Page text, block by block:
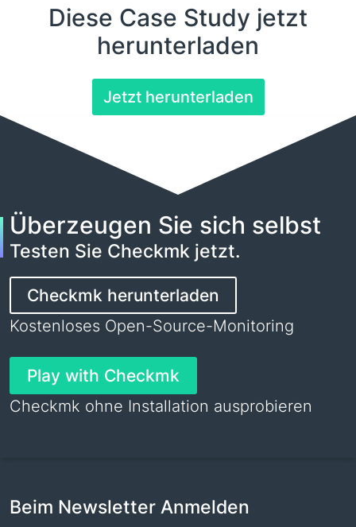
Diese Case Study jetzt
herunterladen
Jetzt herunterladen
Überzeugen Sie sich selbst
Testen Sie Checkmk jetzt.
Checkmk herunterladen
Kostenloses Open-Source-Monitoring
Play with Checkmk
Checkmk ohne Installation ausprobieren
Beim Newsletter Anmelden